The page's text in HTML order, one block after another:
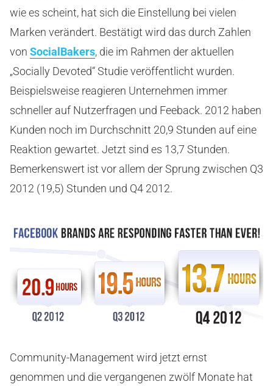
wie es scheint, hat sich die Einstellung bei vielen
Marken verändert. Bestätigt wird das durch Zahlen
von SocialBakers, die im Rahmen der aktuellen
„Socially Devoted“ Studie veröffentlicht wurden.
Beispielsweise reagieren Unternehmen immer
schneller auf Nutzerfragen und Feeback. 2012 haben
Kunden noch im Durchschnitt 20,9 Stunden auf eine
Reaktion gewartet. Jetzt sind es 13,7 Stunden.
Bemerkenswert ist vor allem der Sprung zwischen Q3
2012 (19,5) Stunden und Q4 2012.
Community-Management wird jetzt ernst
genommen und die vergangenen zwölf Monate hat